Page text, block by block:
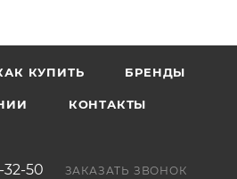
КУПИТЬ БРЕНДЫ
КОНТАКТЫ
32-50 ЗАКАЗАТЬ ЗВОНОК